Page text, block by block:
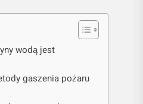
wodą jest
gaszenia pożaru